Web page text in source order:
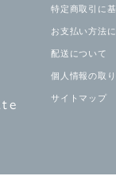
特定商取引に
お支払い方法
配送について
個人情報の取
サイトマップ